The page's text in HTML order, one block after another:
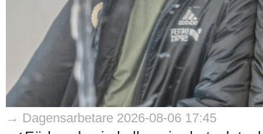
→ Dagensarbetare 2026-08-06 17:45